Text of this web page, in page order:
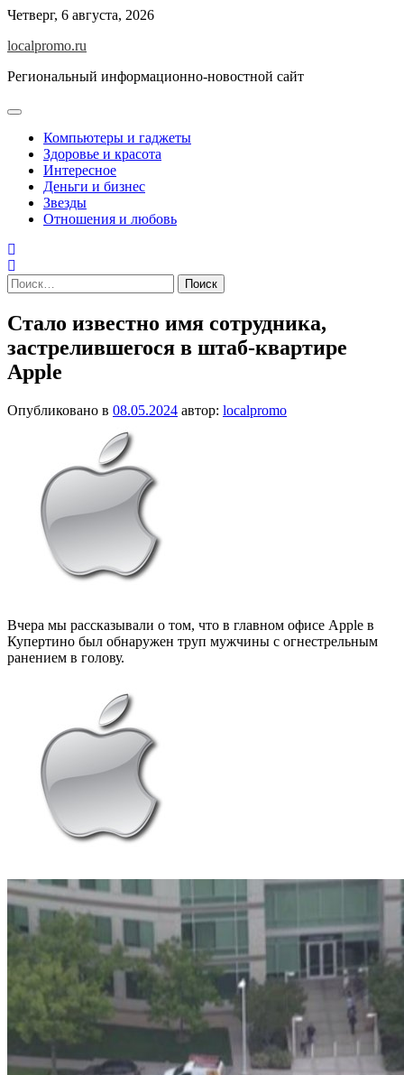
Перейти
содержимому
Четверг, 6 августа, 2026
localpromo.ru
Региональный информационно-новостной сайт
Компьютеры и гаджеты
Здоровье и красота
Интересное
Деньги и бизнес
Звезды
Отношения и любовь
Найти:
Стало известно имя сотрудника,
застрелившегося в штаб-квартире
Apple
Опубликовано в 08.05.2024 автор: localpromo
Вчера мы рассказывали о том, что в главном офисе Apple в
Купертино был обнаружен труп мужчины с огнестрельным
ранением в голову.